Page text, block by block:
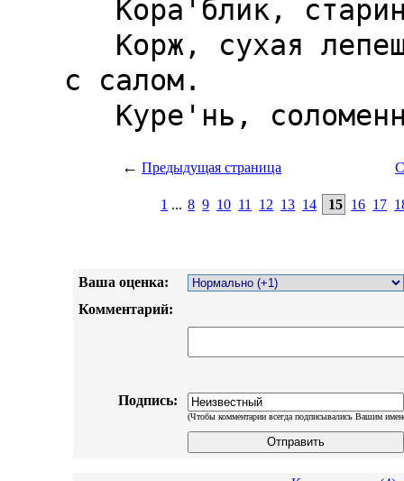
← Предыдущая страница
1 ... 8 9 10 11 12 13 14 15 16 17
Ваша оценка:
Комментарий:
Подпись:
(Чтобы комментарии всегда подписывались Вашим